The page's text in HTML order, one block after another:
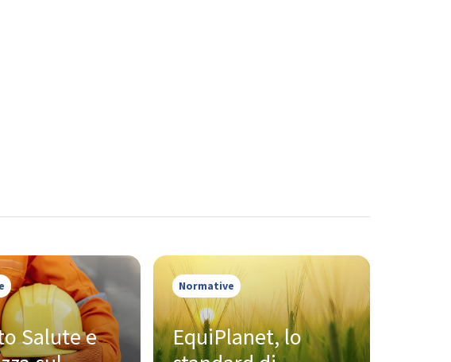
Salute e
Normative
EquiPlanet, lo